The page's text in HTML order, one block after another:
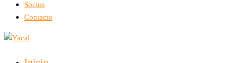
Socios
Contacto
Yacal micro hosting